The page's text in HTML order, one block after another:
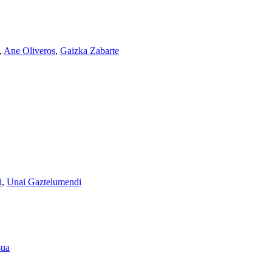
, Ane Oliveros, Gaizka Zabarte
, Unai Gaztelumendi